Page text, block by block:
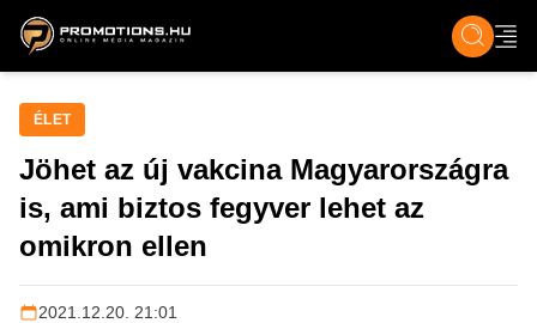
ZENE, FILM & KULT ÉLET TECH &
ÉLET
Jöhet az új vakcina Magyarországra
is, ami biztos fegyver lehet az
omikron ellen
2021.12.20. 21:01